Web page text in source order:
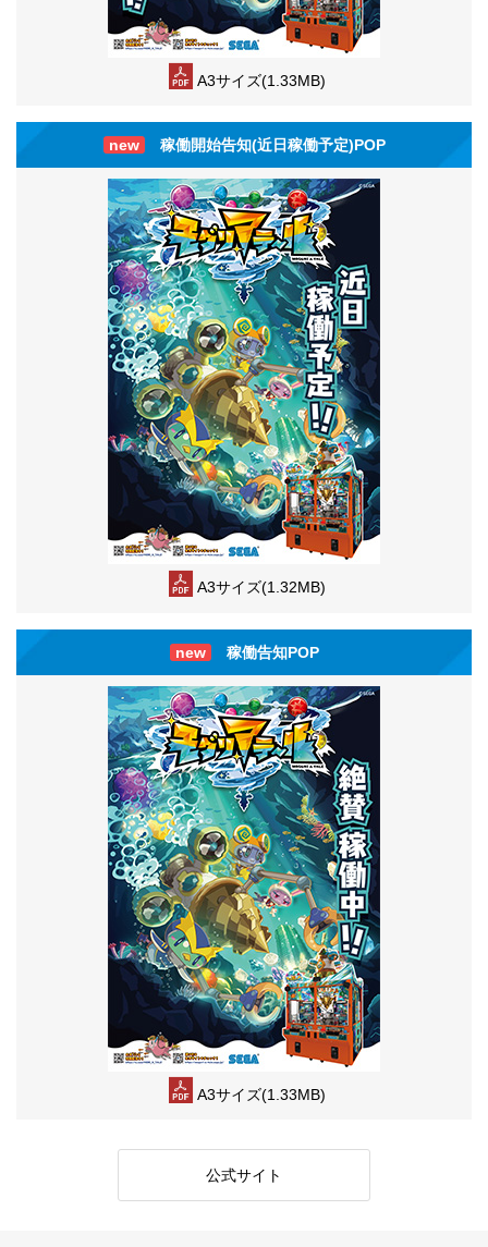
A3サイズ(1.33MB)
new 稼働開始告知(近日稼働予定)POP
A3サイズ(1.32MB)
new 稼働告知POP
A3サイズ(1.33MB)
公式サイト